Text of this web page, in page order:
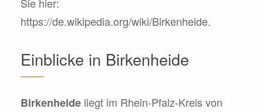
https://de.wikipedia.org/wiki/Birkenheide.
Einblicke in Birkenheide
Birkenheide liegt im Rhein-Pfalz-Kreis von